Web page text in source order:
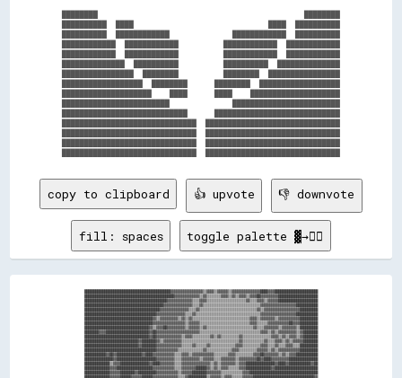
████████                                              ████████
██████████  ████                              ████  ██████████
██████████  ████████████              ████████████  ██████████
████████████  ████████████          ████████████  ████████████
████████████  ████████████          ████████████  ████████████
██████████████  ██████████          ██████████  ██████████████
████████████████  ████████          ████████  ████████████████
██████████████████  ████████      ████████  ██████████████████
████████████████████    ████      ████    ████████████████████
████████████████████████              ████████████████████████
████████████████████████████      ████████████████████████████
██████████████████████████████  ██████████████████████████████
██████████████████████████████  ██████████████████████████████
██████████████████████████████  ██████████████████████████████
copy to clipboard 👍 upvote 👎 downvote
fill: spaces toggle palette ▓→✊🏽
████████████████████████████████████████████████▓▓▓▓▓▓▓▓▓▓▓▓▓▓▓▓▓▓▒▒▓▓▓▓▒▒▓▓▓▓▓▓▒▒▓▓▓▓▓▓▓▓▓▓▓▓▓▓▓▓████▓▓▓▓████████████████████████
██████████████████████████████████████████████████▓▓▓▓▓▓▓▓▓▓▓▓▓▓▒▒▓▓▒▒▒▒▒▒▒▒▓▓▓▓▒▒▓▓▒▒▓▓▓▓▒▒▓▓▓▓██▓▓▓▓▓▓▓▓▓▓██████████████████████
██████████████████████████████████████████████▓▓▓▓▓▓▓▓▓▓▓▓▓▓▒▒▒▒▓▓▓▓▒▒▒▒▒▒▒▒▒▒▒▒▒▒▒▒▒▒▒▒▒▒▓▓▒▒▒▒▓▓▓▓▒▒▓▓▓▓▓▓██████████████████████
████████████████████████████████████████████▓▓▓▓▓▓▓▓▓▓▓▓▓▓▓▓▒▒▒▒▓▓▒▒▒▒▒▒▒▒▒▒▒▒▒▒▒▒▒▒▒▒▒▒▒▒▒▒▒▒▒▒▒▒▓▓▓▓▓▓▓▓▓▓▓▓▓▓▓▓▓▓▓▓████████████
██████████████████████████████████████████▓▓▓▓▓▓▓▓▓▓▓▓▓▓▓▓▒▒▒▒▓▓▒▒▒▒▒▒▒▒▒▒▒▒▒▒▒▒▒▒▒▒▒▒▒▒▒▒▒▒▒▒▒▒▓▓▒▒▓▓▓▓▓▓▓▓▓▓▓▓▓▓▓▓▓▓▓▓██████████
████████████████████████████████████████▓▓▓▓▓▓▓▓▓▓▓▓▓▓▓▓▒▒▒▒▓▓▒▒▒▒▒▒▒▒▒▒▒▒▒▒▒▒▒▒▒▒▒▒▒▒▒▒▒▒▒▒▒▒▒▒▒▒▓▓▓▓▓▓▓▓▓▓▓▓▓▓▓▓▓▓▓▓████████████
██████████████████████████████████████▓▓▒▒▓▓▓▓▓▓▓▓▓▓▒▒▓▓▒▒▓▓▒▒▒▒▒▒▒▒▒▒▒▒▒▒▒▒▒▒▒▒▒▒▒▒▒▒▒▒▒▒▒▒▓▓▓▓▒▒▓▓▓▓▓▓▓▓▒▒▓▓▓▓▓▓▓▓▓▓▓▓██████████
██████████████████████████████████████▓▓▓▓▓▓▓▓▓▓▓▓▓▓▓▓▓▓▒▒▓▓▓▓▓▓▒▒▒▒▒▒▒▒▒▒▒▒▒▒▒▒▒▒▒▒▒▒▒▒▒▒▒▒▓▓▓▓▒▒▒▒▒▒▓▓▓▓▓▓▓▓▓▓▓▓██▓▓▓▓██████████
████████████████████████████████████▓▓▒▒▓▓▓▓██▓▓▓▓▓▓▓▓▓▓▒▒▓▓▓▓▓▓▒▒▓▓▒▒▒▒▒▒▒▒▒▒▒▒▒▒▒▒▒▒▒▒▒▒▒▒▒▒▓▓▒▒▒▒▓▓▓▓▓▓▓▓▒▒▓▓▓▓▓▓▓▓▒▒██████████
████████▓▓▓▓████████████████████████▓▓██▓▓▓▓▓▓▓▓▓▓▓▓▓▓▓▓▓▓▓▓▓▓▓▓▒▒▒▒▒▒▒▒▒▒▒▒▒▒▒▒▒▒▒▒▒▒▒▒▒▒▒▒▒▒▒▒▒▒▓▓▓▓▒▒▓▓▒▒▓▓▓▓▓▓▓▓▓▓▒▒▓▓████████
████████████████████████████████████▓▓██▓▓▓▓▓▓▓▓▓▓▓▓▓▓▒▒▓▓▓▓▒▒▒▒▒▒▒▒▒▒▓▓▒▒▓▓▒▒▒▒▒▒▒▒▒▒▓▓▒▒▒▒▒▒▒▒▒▒▒▒▒▒▒▒▓▓▓▓▒▒▓▓▒▒▓▓▓▓▒▒▓▓████████
██████████████████████████████▓▓████████▓▓▒▒▓▓▓▓▓▓▓▓▓▓▒▒▒▒▒▒▒▒▒▒▒▒▒▒▒▒▒▒▒▒▒▒▒▒▒▒▒▒▒▒▒▒▓▓▒▒▒▒▒▒▒▒▒▒▒▒▓▓▒▒▒▒▓▓▓▓▒▒▓▓▒▒▓▓▓▓▓▓████████
██████████████████████████████▓▓████████▓▓▓▓▓▓▓▓▓▓▓▓▓▓▒▒▒▒▒▒▓▓▒▒▒▒▒▒▓▓▒▒▒▒▒▒▒▒▒▒▒▒▒▒▓▓▓▓▒▒▒▒▒▒▒▒▒▒▓▓▓▓▒▒▒▒▓▓▒▒▒▒▓▓▓▓▒▒▒▒██████████
████████████████████████████████████████▓▓▓▓▓▓▓▓▓▓▓▓▒▒▒▒▒▒▒▒▒▒▒▒▒▒▓▓▒▒▒▒▒▒▒▒▒▒▒▒▒▒▓▓▓▓▒▒▒▒▒▒▒▒▒▒▓▓▓▓▓▓▒▒▓▓▒▒▓▓▓▓▓▓▓▓▓▓▓▓██████████
████████████▓▓██▓▓██████████████▓▓████▓▓▓▓▓▓▓▓▓▓▓▓▒▒▒▒▓▓▓▓▒▒▓▓▓▓▓▓▓▓▓▓▓▓▒▒▒▒▒▒▒▒▓▓▓▓▒▒▒▒▒▒▒▒▒▒▓▓▓▓██▓▓▓▓▓▓▓▓▒▒▓▓▒▒▓▓▓▓████████████
████████████████▓▓██████████████████████▓▓▓▓▓▓▓▓▓▓▒▒▒▒▓▓▓▓▓▓▓▓▓▓▒▒▓▓▓▓▓▓▒▒▒▒▓▓▓▓▓▓▓▓▒▒▓▓▓▓▓▓▓▓▓▓██▓▓████▓▓▓▓▓▓▓▓▓▓████████████████
██████████████▒▒▓▓▓▓████████████████▓▓████▓▓▓▓▓▓▓▓▒▒▒▒▓▓▓▓▓▓▓▓▓▓▓▓▓▓▓▓▒▒▓▓▒▒▓▓▓▓▓▓▓▓▒▒▓▓▓▓████████████████▓▓████▓▓████████████▓▓██
██████████████▓▓▓▓████████████████████▓▓▓▓▓▓▓▓▓▓▓▓▒▒▒▒▓▓▓▓▓▓▓▓██████▓▓▒▒▓▓▒▒▓▓▓▓▒▒▒▒▒▒▓▓▓▓██████████████▓▓████████████████████████
██████████████▓▓▓▓▓▓████████▓▓██████████▓▓▓▓▓▓▓▓▓▓▓▓▒▒▓▓▓▓▓▓████████▓▓▓▓▓▓▓▓▒▒▒▒▒▒▒▒▒▒▒▒▓▓▓▓██████████████████████████████████████
██████████████▓▓▓▓▓▓██████▓▓▓▓▓▓██████▓▓▓▓▓▓▓▓▓▓▓▓▓▓▒▒▒▒▓▓██████████▒▒▓▓▓▓▓▓▒▒▓▓▓▓▒▒▒▒▒▒▓▓▓▓▓▓██████████████████████████████████▓▓